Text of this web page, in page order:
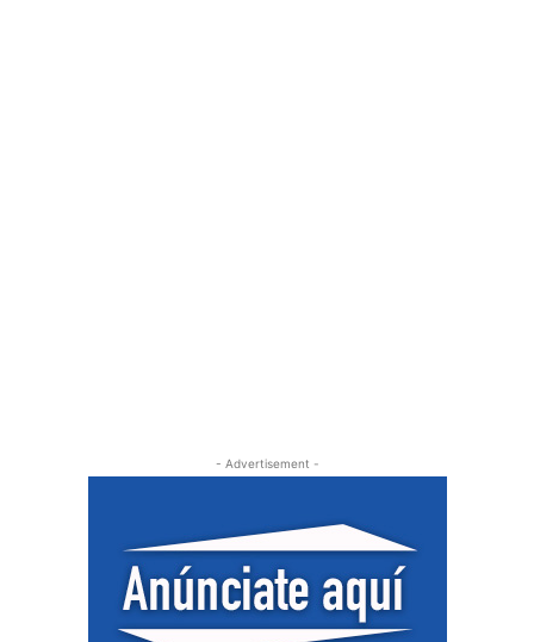
- Advertisement -